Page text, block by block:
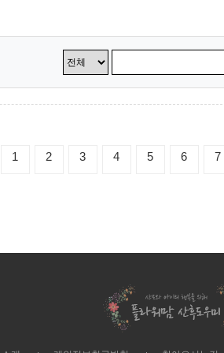
1 2 3 4 5 6 7